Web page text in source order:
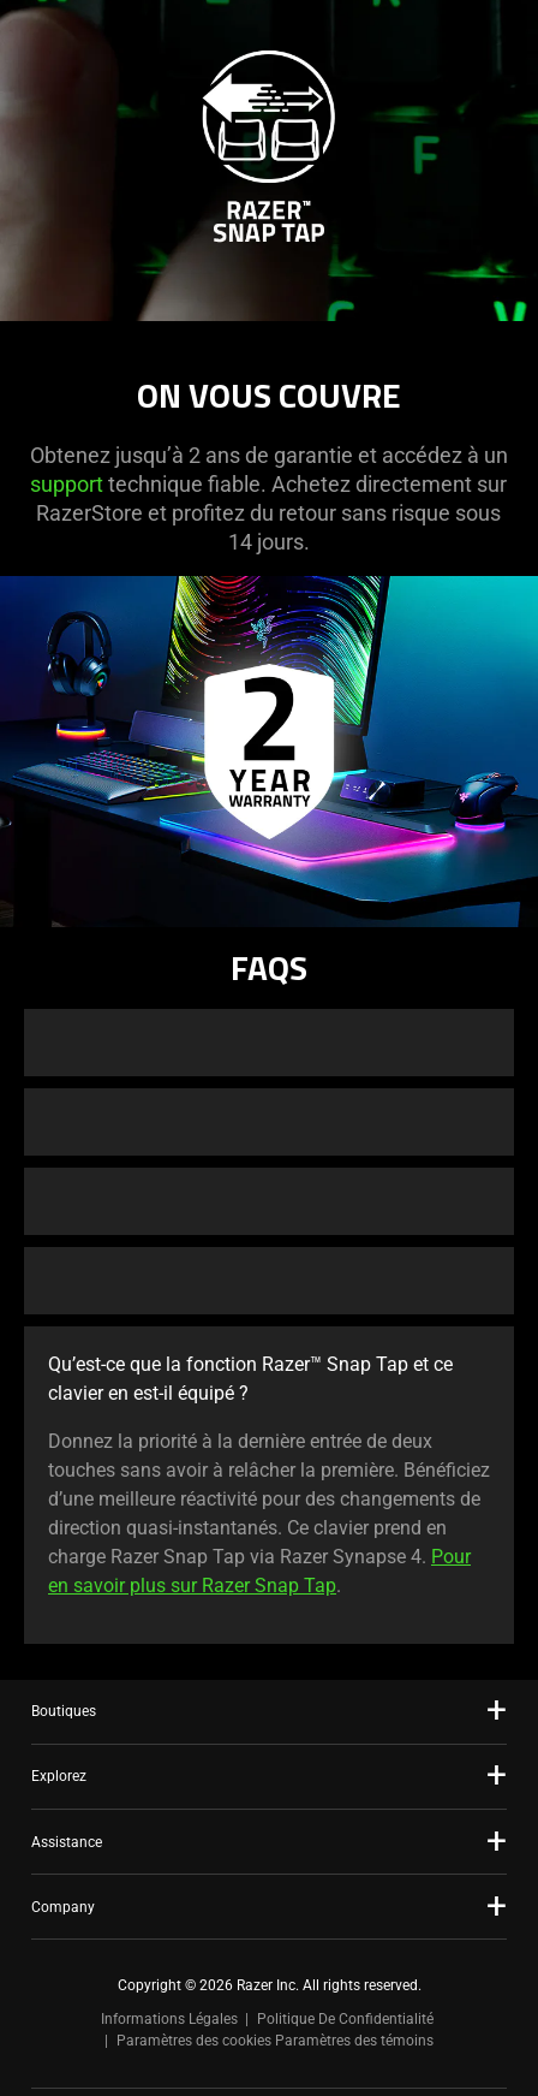
ON VOUS COUVRE
Obtenez jusqu’à 2 ans de garantie et accédez à un
supporttechnique fiable. Achetez directement sur
RazerStore et profitez du retour sans risque sous
14 jours.
FAQS
Qu’est-ce que la fonction Razer™ Snap Tap et ce
clavier en est-il équipé ?
Donnez la priorité à la dernière entrée de deux
touches sans avoir à relâcher la première. Bénéficiez
d’une meilleure réactivité pour des changements de
direction quasi-instantanés. Ce clavier prend en
charge Razer Snap Tap via Razer Synapse 4. Pour
en savoir plus sur Razer Snap Tap.
Boutiques
Explorez
Assistance
Company
Copyright © 2026 Razer Inc. All rights reserved.
Informations Légales
Politique De Confidentialité
Paramètres des cookies Paramètres des témoins